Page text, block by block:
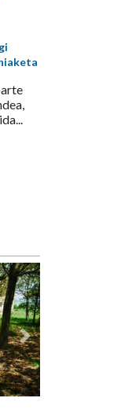
Hurrengoa